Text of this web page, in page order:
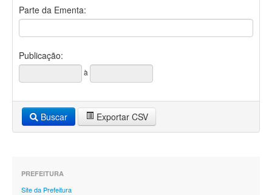
Parte da Ementa:
Publicação:
à
Buscar Exportar CSV
PREFEITURA
Site da Prefeitura